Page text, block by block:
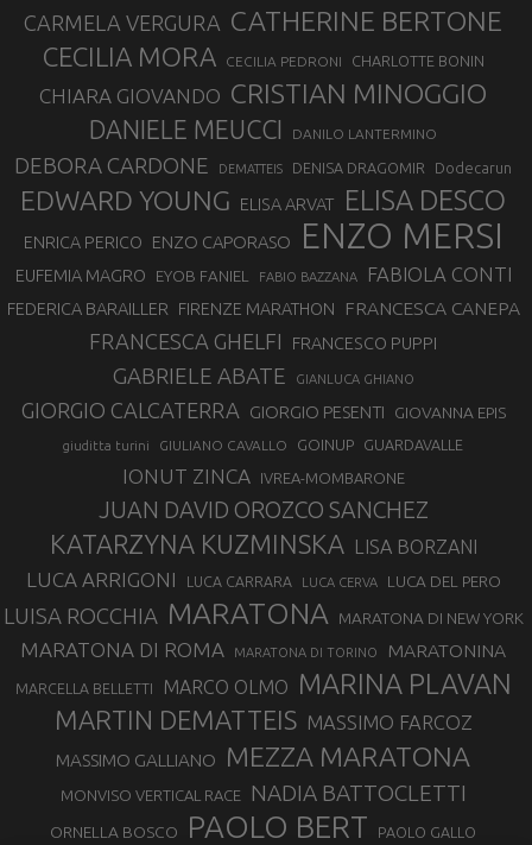
CARMELA VERGURA CATHERINE BERTONE
CECILIA MORA CECILIA PEDRONI CHARLOTTE BONIN
CHIARA GIOVANDO CRISTIAN MINOGGIO
DANIELE MEUCCI DANILO LANTERMINO
DEBORA CARDONE DEMATTEIS DENISA DRAGOMIR Dodecarun
EDWARD YOUNG ELISA ARVAT ELISA DESCO
ENRICA PERICO ENZO CAPORASO ENZO MERSI
EUFEMIA MAGRO EYOB FANIEL FABIO BAZZANA FABIOLA CONTI
FEDERICA BARAILLER FIRENZE MARATHON FRANCESCA CANEPA
FRANCESCA GHELFI FRANCESCO PUPPI
GABRIELE ABATE GIANLUCA GHIANO
GIORGIO CALCATERRA GIORGIO PESENTI GIOVANNA EPIS
giuditta turini GIULIANO CAVALLO GOINUP GUARDAVALLE
IONUT ZINCA IVREA-MOMBARONE
JUAN DAVID OROZCO SANCHEZ
KATARZYNA KUZMINSKA LISA BORZANI
LUCA ARRIGONI LUCA CARRARA LUCA CERVA LUCA DEL PERO
LUISA ROCCHIA MARATONA MARATONA DI NEW YORK
MARATONA DI ROMA MARATONA DI TORINO MARATONINA
MARCELLA BELLETTI MARCO OLMO MARINA PLAVAN
MARTIN DEMATTEIS MASSIMO FARCOZ
MASSIMO GALLIANO MEZZA MARATONA
MONVISO VERTICAL RACE NADIA BATTOCLETTI
ORNELLA BOSCO PAOLO BERT PAOLO GALLO